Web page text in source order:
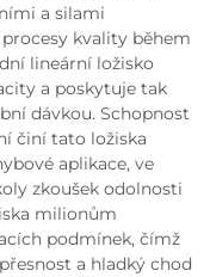
a silami
kvality během
lineární ložisko
a poskytuje tak
dávkou. Schopnost
činí tato ložiska
aplikace, ve
zkoušek odolnosti
milionům
podmínek, čímž
a hladký chod